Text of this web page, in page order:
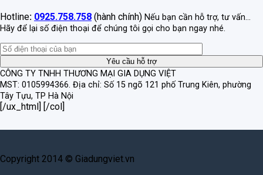
Hotline: 0925.758.758 (hành chính) Nếu bạn cần hỗ trợ, tư vấn...
Hãy để lại số điện thoại để chúng tôi gọi cho bạn ngay nhé.
CÔNG TY TNHH THƯƠNG MẠI GIA DỤNG VIỆT
MST: 0105994366. Địa chỉ: Số 15 ngõ 121 phố Trung Kiên, phường
Tây Tựu, TP Hà Nội
[/ux_html] [/col]
Copyright 2014 © Giadungviet.vn